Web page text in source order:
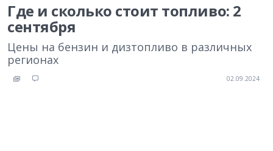
Где и сколько стоит топливо: 2
сентября
Цены на бензин и дизтопливо в различных
регионах
02.09.2024